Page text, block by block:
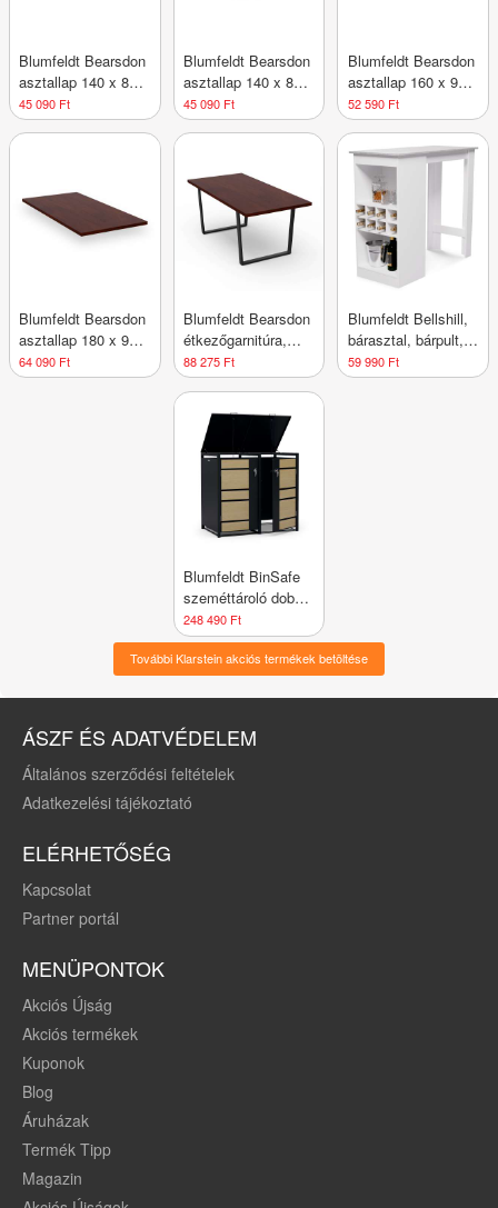
Blumfeldt Bearsdon
asztallap 140 x 80
cm konyhába és
étkezőbe,
45 090 Ft
Blumfeldt Bearsdon
asztallap 140 x 80
cm konyhához és
étkezőhöz, Tartós
45 090 Ft
Blumfeldt Bearsdon
asztallap 160 x 90
cm konyhához és
étkezőhöz,
Strapabíró rétegelt
lemez
52 590 Ft
Blumfeldt Bearsdon
asztallap 180 x 90
cm konyhához és
étkezőhöz, Tartós
64 090 Ft
Blumfeldt Bearsdon
étkezőgarnitúra,
asztallap és fém
asztallábak, ipari
modern
88 275 Ft
Blumfeldt Bellshill,
bárasztal, bárpult,
bárpult, házi bár
59 990 Ft
Blumfeldt BinSafe
szeméttároló doboz
2x 240 L,
időjárásálló,
zárható,
horganyzott acélból
248 490 Ft
További Klarstein akciós termékek betöltése
ÁSZF ÉS ADATVÉDELEM
Általános szerződési feltételek
Adatkezelési tájékoztató
ELÉRHETŐSÉG
Kapcsolat
Partner portál
MENÜPONTOK
Akciós Újság
Akciós termékek
Kuponok
Blog
Áruházak
Termék Tipp
Magazin